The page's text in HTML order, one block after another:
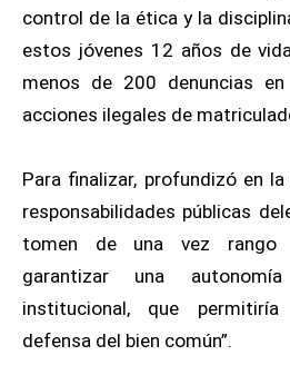
control de la ética y la
estos jóvenes 12 años de
menos de 200 denuncias
acciones ilegales de
Para finalizar, profundizó en
responsabilidades públicas
tomen de una vez rango
garantizar una
institucional, que
defensa del bien común”.